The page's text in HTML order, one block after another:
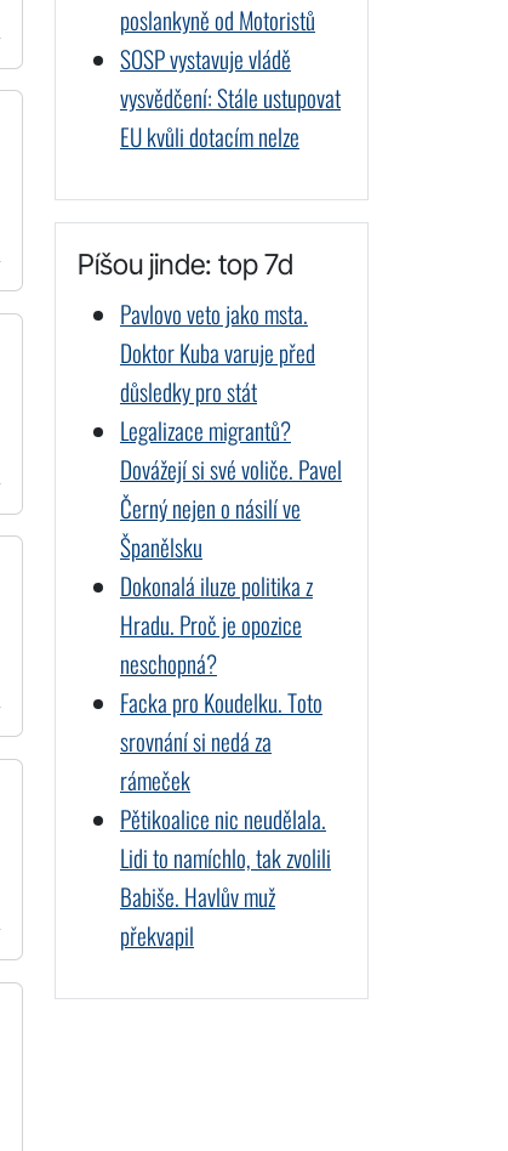
poslankyně od Motoristů
SOSP vystavuje vládě
vysvědčení: Stále ustupovat
EU kvůli dotacím nelze
Píšou jinde: top 7d
Pavlovo veto jako msta.
Doktor Kuba varuje před
důsledky pro stát
Legalizace migrantů?
Dovážejí si své voliče. Pavel
Černý nejen o násilí ve
Španělsku
Dokonalá iluze politika z
Hradu. Proč je opozice
neschopná?
Facka pro Koudelku. Toto
srovnání si nedá za
rámeček
Pětikoalice nic neudělala.
Lidi to namíchlo, tak zvolili
Babiše. Havlův muž
překvapil